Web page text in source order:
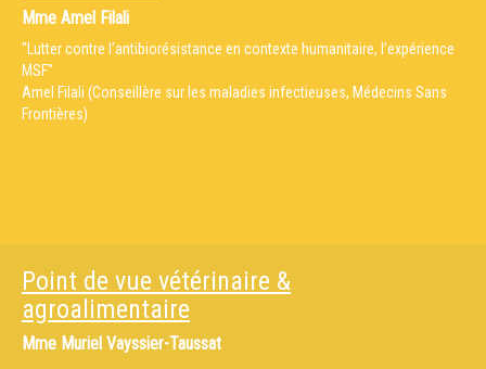
Mme Amel Filali
"Lutter contre l’antibiorésistance en contexte humanitaire, l’expérience
MSF"
Amel Filali (Conseillère sur les maladies infectieuses, Médecins Sans
Frontières)
Point de vue vétérinaire &
agroalimentaire
Mme Muriel Vayssier-Taussat